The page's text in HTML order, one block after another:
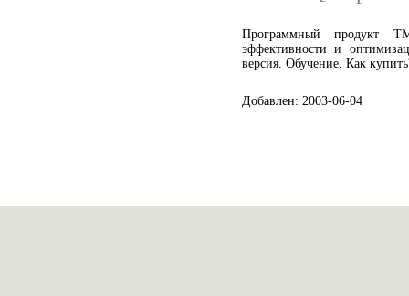
Программный продукт
эффективности и
версия. Обучение. Как
Добавлен: 2003-06-04